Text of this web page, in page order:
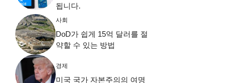
됩니다.
사회
DoD가 쉽게 15억 달러를 절
약할 수 있는 방법
경제
미국 국가 자본주의의 여명